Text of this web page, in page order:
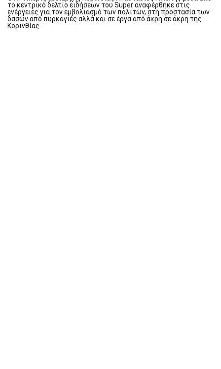
το κεντρικό δελτίο ειδήσεων του Super αναφέρθηκε στις
ενέργειες για τον εμβολιασμό των πολιτών, στη προστασία των
δασών από πυρκαγιές αλλά και σε έργα από άκρη σε άκρη της
Κορινθίας.